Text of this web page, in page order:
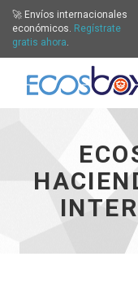
🚀 Envíos internacionales
económicos. Regístrate
gratis ahora.
Ecosbox sigue